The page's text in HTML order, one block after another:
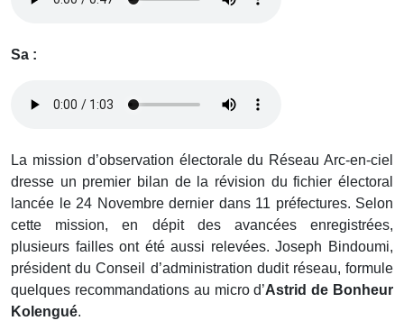
Sa :
La mission d’observation électorale du Réseau Arc-en-ciel
dresse un premier bilan de la révision du fichier électoral
lancée le 24 Novembre dernier dans 11 préfectures. Selon
cette mission, en dépit des avancées enregistrées,
plusieurs failles ont été aussi relevées. Joseph Bindoumi,
président du Conseil d’administration dudit réseau, formule
quelques recommandations au micro d’Astrid de Bonheur
Kolengué.